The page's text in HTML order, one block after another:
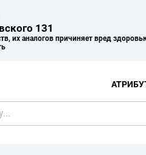
131
их аналогов причиняет вред